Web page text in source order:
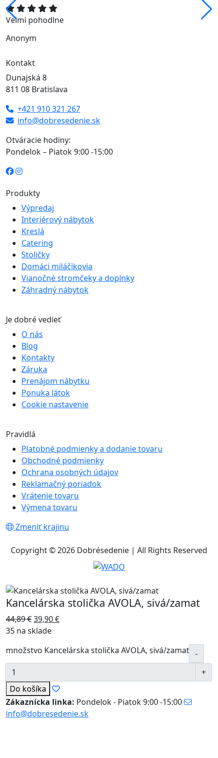
Velmi pohodlne
Anonym
Kontakt
Dunajská 8
811 08 Bratislava
+421 910 321 267
info@dobresedenie.sk
Otváracie hodiny:
Pondelok – Piatok 9:00 -15:00
Produkty
Výpredaj
Interiérový nábytok
Kreslá
Catering
Stoličky
Domáci miláčikovia
Vianočné stromčeky a doplnky
Záhradný nábytok
Je dobré vedieť
O nás
Blog
Kontakty
Záruka
Prenájom nábytku
Ponuka látok
Cookie nastavenie
Pravidlá
Platobné podmienky a dodanie tovaru
Obchodné podmienky
Ochrana osobných údajov
Reklamačný poriadok
Vrátenie tovaru
Výmena tovaru
Zmeniť krajinu
Copyright © 2026 Dobrésedenie | All Rights Reserved
Kancelárska stolička AVOLA, sivá/zamat
44,89€39,90€
35 na sklade
množstvo Kancelárska stolička AVOLA, sivá/zamat
Do košíka
Zákaznícka linka: Pondelok - Piatok 9:00 -15:00
info@dobresedenie.sk